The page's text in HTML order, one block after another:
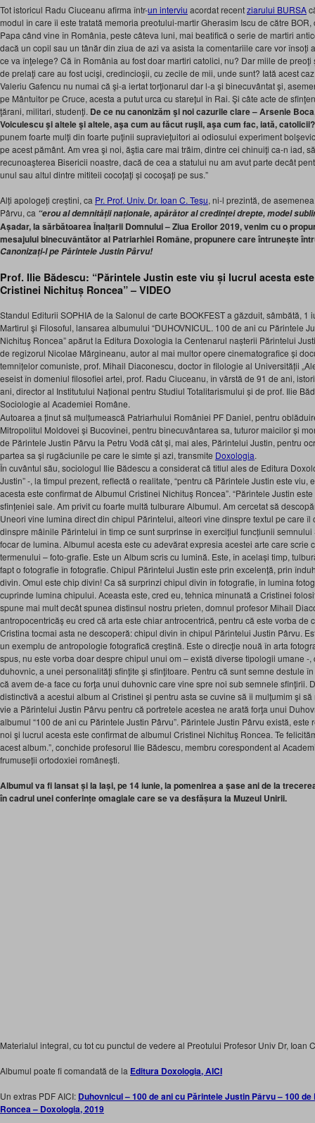
Tot istoricul Radu Ciuceanu afirma într-un interviu acordat recentziarului BURSA
modul în care îi este tratată memoria preotului-martir Gherasim Iscu de către
Papa când vine în România, peste câteva luni, mai beatifică o serie de martiri
dacă un copil sau un tânăr din ziua de azi va asista la comentariile care vor însoţi
ce va înţelege? Că în România au fost doar martiri catolici, nu? Dar miile de
de prelaţi care au fost ucişi, credincioşii, cu zecile de mii, unde sunt? Iată acest
Valeriu Gafencu nu numai că şi-a iertat torţionarul dar l-a şi binecuvântat şi,
pe Mântuitor pe Cruce, acesta a putut urca cu stareţul în Rai. Şi câte acte de
ţărani, militari, studenţi. De ce nu canonizăm şi noi cazurile clare – Arsenie
Voiculescu şi altele şi altele, aşa cum au făcut ruşii, aşa cum fac, iată, catolicii?
punem foarte mulţi din foarte puţinii supravieţuitori ai odiosului experiment
pe acest pământ. Am vrea şi noi, ăştia care mai trăim, dintre cei chinuiţi ca-n iad,
recunoaşterea Bisericii noastre, dacă de cea a statului nu am avut parte decât
unul sau altul dintre mititeii cocoțaţi și cocoșați pe sus.”
Alți apologeți creștini, ca Pr. Prof. Univ. Dr. Ioan C. Teșu, ni-l prezintă, de
Pârvu, ca “erou al demnității naționale, apărător al credinței drepte, model
Așadar, la sărbătoarea Înalțarii Domnului – Ziua Eroilor 2019, venim cu o
mesajului binecuvântător al Patriarhiei Române, propunere care întrunește
Canonizați-l pe Părintele Justin Pârvu!
Prof. Ilie Bădescu: “Părintele Justin este viu și lucrul acesta
Cristinei Nichituș Roncea” – VIDEO
Standul Editurii SOPHIA de la Salonul de carte BOOKFEST a găzduit, sâmbătă, 1
Martirul şi Filosoful, lansarea albumului “DUHOVNICUL. 100 de ani cu Părintele
Nichituş Roncea”apărut la Editura Doxologia la Centenarul nașterii Părintelui
de regizorul Nicolae Mărgineanu, autor al mai multor opere cinematografice și
temnițelor comuniste, prof. Mihail Diaconescu, doctor în filologie al Universității
eseist în domeniul filosofiei artei, prof. Radu Ciuceanu, în vârstă de 91 de ani,
ani, director al Institutului Național pentru Studiul Totalitarismului și de prof. Ilie
Sociologie al Academiei Române.
Autoarea a ținut să mulțumească Patriarhului României PF Daniel, pentru
Mitropolitul Moldovei și Bucovinei, pentru binecuvântarea sa, tuturor maicilor și
de Părintele Justin Pârvu la Petru Vodă cât și, mai ales, Părintelui Justin, pentru
partea sa și rugăciunile pe care le simte și azi, transmite Doxologia.
În cuvântul său, sociologul Ilie Bădescu a considerat că titlul ales de Editura
Justin” -, la timpul prezent, reflectă o realitate, “pentru că Părintele Justin este viu,
acesta este confirmat de Albumul Cristinei Nichituș Roncea”. “Părintele Justin
sfințeniei sale. Am privit cu foarte multă tulburare Albumul. Am cercetat să
Uneori vine lumina direct din chipul Părintelui, alteori vine dinspre textul pe care
dinspre mâinile Părintelui în timp ce sunt surprinse în exercițiul funcțiunii semnului
focar de lumina. Albumul acesta este cu adevărat expresia acestei arte care scrie
termenului – foto-grafie. Este un Album scris cu lumină. Este, în același timp,
fapt o fotografie în fotografie. Chipul Părintelui Justin este prin excelenţă, prin
divin. Omul este chip divin! Ca să surprinzi chipul divin în fotografie, în lumina
cuprinde lumina chipului. Aceasta este, cred eu, tehnica minunată a Cristinei
spune mai mult decât spunea distinsul nostru prieten, domnul profesor Mihail
antropocentricăș eu cred că arta este chiar antrocentrică, pentru că este vorba de
Cristina tocmai asta ne descoperă: chipul divin în chipul Părintelui Justin Pârvu.
un exemplu de antropologie fotografică creştină. Este o direcţie nouă în arta
spus, nu este vorba doar despre chipul unui om – există diverse tipologii umane -
duhovnic, a unei personalităţi sfinţite şi sfinţitoare. Pentru că sunt semne destule
că avem de-a face cu forţa unui duhovnic care vine spre noi sub semnele sfinţirii.
distinctivă a acestui album al Cristinei şi pentru asta se cuvine să îi mulţumim şi
vie a Părintelui Justin Pârvu pentru că portretele acestea ne arată forţa unui
albumul “100 de ani cu Părintele Justin Pârvu”. Părintele Justin Pârvu există, este
noi şi lucrul acesta este confirmat de albumul Cristinei Nichituş Roncea. Te
acest album.”, conchide profesorul Ilie Bădescu, membru corespondent al
frumuseții ortodoxiei românești.
Albumul va fi lansat și la Iași, pe 14 iunie, la pomenirea a șase ani de la
în cadrul unei conferințe omagiale care se va desfășura la Muzeul Unirii.
Materialul integral, cu tot cu punctul de vedere al Preotului Profesor Univ Dr, Ioan
Albumul poate fi comandată de la Editura Doxologia, AICI
Un extras PDF AICI: Duhovnicul – 100 de ani cu Părintele Justin Pârvu – 100
Roncea – Doxologia, 2019